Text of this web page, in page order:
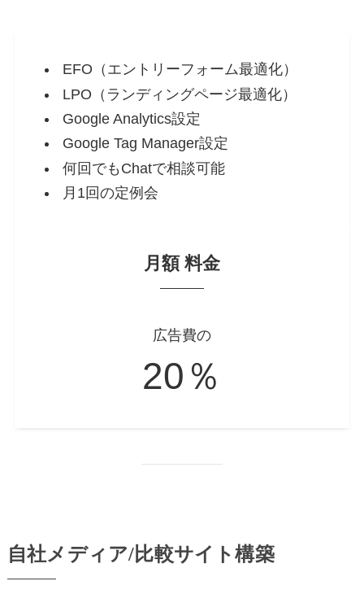
EFO（エントリーフォーム最適化）
LPO（ランディングページ最適化）
Google Analytics設定
Google Tag Manager設定
何回でもChatで相談可能
月1回の定例会
月額 料金
広告費の
20％
自社メ ディ ア/比較サイ ト構築